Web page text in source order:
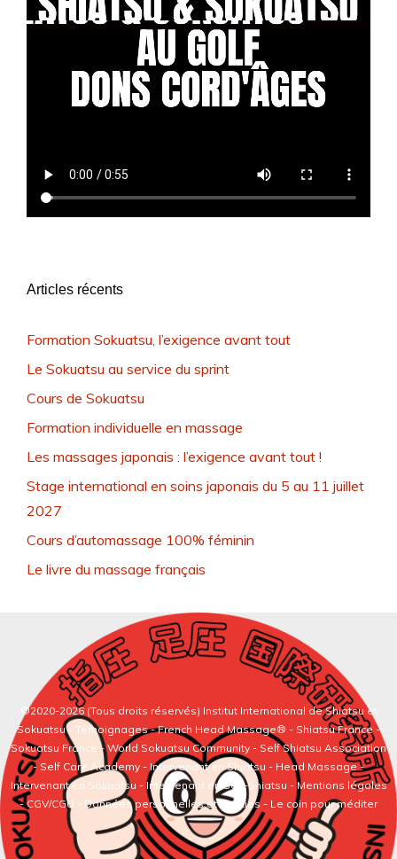
Articles récents
Formation Sokuatsu, l’exigence avant tout
Le Sokuatsu au service du sprint
Cours de Sokuatsu
Formation individuelle en massage
Les massages japonais : l’exigence avant tout !
Stage international en soins japonais du 5 au 11 juillet
2027
Cours d’automassage 100% féminin
Le livre du massage français
©2020-2026 (Tous droits réservés) Institut International de Shiatsu et
Sokuatsu- Témoignages-French Head Massage® - Shiatsu France -
Sokuatsu France -World Sokuatsu Community - Self Shiatsu Association
- Self Care Academy - Intervenant en Shiatsu - Head Massage-
Intervenant en Sokuatsu - Intervenant en Self-Shiatsu - Mentions légales
- CGV/CGU - Données personnelles et cookies - Le coin pour méditer